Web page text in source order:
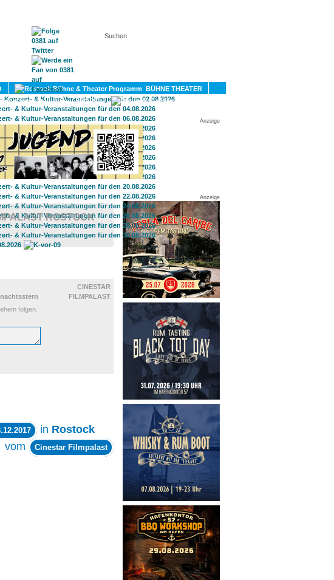
KONTAKT
BÜHNE THEATER
SPORT
Anzeige
Anzeige
ROSTOCK
CINESTAR
FILMPALAST
folgen.
in Rostock
vom Cinestar Filmpalast